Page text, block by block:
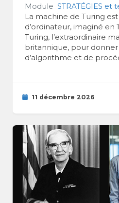
Module STRATÉGIES et
La machine de Turing
d’ordinateur, imaginé en
Turing, l’extraordinaire
britannique, pour
d’algorithme et de
11 décembre 2026